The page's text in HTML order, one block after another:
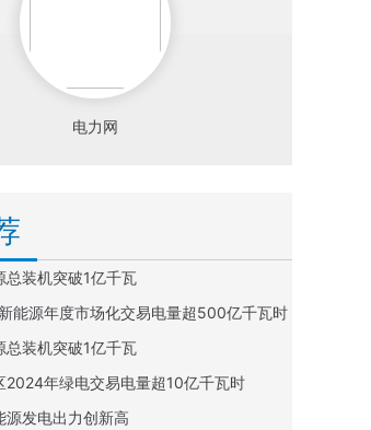
电力网
总装机突破1亿千瓦
能源年度市场化交易电量超500亿千瓦时
总装机突破1亿千瓦
2024年绿电交易电量超10亿千瓦时
源发电出力创新高